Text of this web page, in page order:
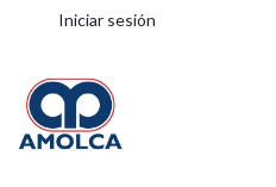
Iniciar sesión